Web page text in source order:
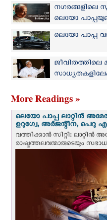
നഗരങ്ങളിലെ
ലെയോ
ലെയോ പാപ്പ
ജീവിതത്തിലെ
More Readings »
ലെയോ പാപ്പ ലാറ്റിൻ
ഉറുഗ്വേ, അർജന്റീന, പെറു
വത്തിക്കാന്‍ സിറ്റി: ലാറ്റിന്‍
രാഷ്ട്രത്തലവന്മാരുടെയും